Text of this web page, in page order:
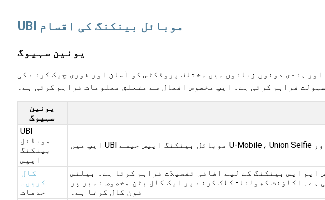
UBI موبائل بینکنگ کی اقسام
یونین سہیوگ
ہندی دونوں زبانوں میں مختلف پروڈکٹس کو آسان اور فوری چیک کرنے کی
سہولت فراہم کرتی ہے۔ ایپ مخصوص افعال سے متعلق معلومات فراہم کرتی ہے۔
یونین
سہیوگ
UBI
موبائل
بینکنگ
ایپس
کال
کریں۔
خدمات
ایس بینکنگ کے لیے اضافی تفصیلات فراہم کرتا ہے۔ بیلنس
اکاؤنٹ کھولنا- کلک کرنے پر ایک کال بٹن مخصوص نمبر پر
فون کال کرتا ہے۔